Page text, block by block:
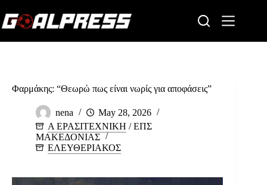
to
content
Φαρμάκης: “Θεωρώ πως είναι νωρίς για αποφάσεις”
nena
May 28, 2026
Α ΕΡΑΣΙΤΕΧΝΙΚΗ /ΕΠΣ
ΜΑΚΕΔΟΝΙΑΣ
ΕΛΕΥΘΕΡΙΑΚΟΣ